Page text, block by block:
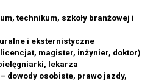
technikum, szkoły branżowej i
i eksternistyczne
magister, inżynier, doktor)
lekarza
dowody osobiste, prawo jazdy,